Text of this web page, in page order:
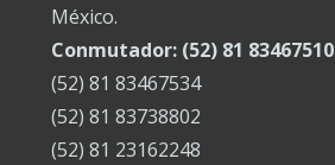
México.
Conmutador: (52) 81 83467510
(52) 81 83467534
(52) 81 83738802
(52) 81 23162248